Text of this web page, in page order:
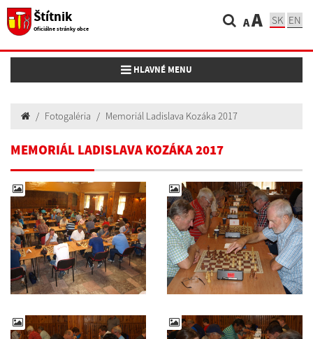
Štítnik
Oficiálne stránky obce AA SK EN
Toggle navigation
HLAVNÉ MENU
Fotogaléria Memoriál Ladislava Kozáka 2017
MEMORIÁL LADISLAVA KOZÁKA 2017